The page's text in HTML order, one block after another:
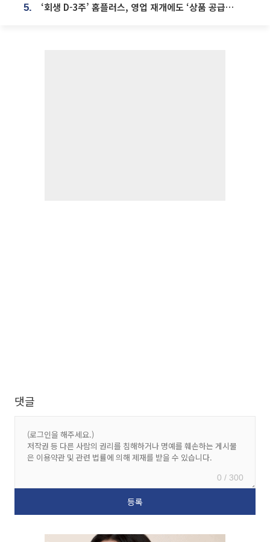
5. ‘회생 D-3주’ 홈플러스, 영업 재개에도 ‘상품 공급망’ 복구가 생존 관건
댓글
0 / 300